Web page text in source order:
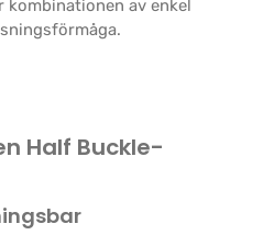
av enkel
Half Buckle-